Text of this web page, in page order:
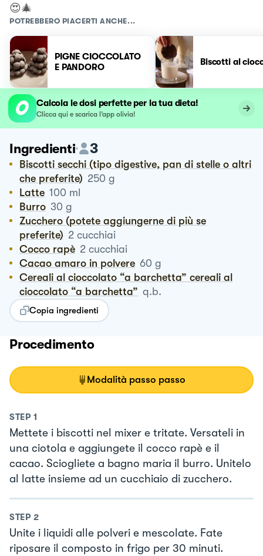
😍🎄
POTREBBERO PIACERTI ANCHE...
PIGNE CIOCCOLATO
E PANDORO
Biscotti al
Calcola le dosi perfette per la tua dieta!
Clicca qui e scarica l’app olivia!
Ingredienti 3
Biscotti secchi (tipo digestive, pan di stelle o altri
che preferite) 250 g
Latte 100 ml
Burro 30 g
Zucchero (potete aggiungerne di più se
preferite) 2 cucchiai
Cocco rapè 2 cucchiai
Cacao amaro in polvere 60 g
Cereali al cioccolato “a barchetta” cereali al
cioccolato “a barchetta” q.b.
Copia ingredienti
Procedimento
Modalità passo passo
STEP 1
Mettete i biscotti nel mixer e tritate. Versateli in
una ciotola e aggiungete il cocco rapè e il
cacao. Sciogliete a bagno maria il burro. Unitelo
al latte insieme ad un cucchiaio di zucchero.
STEP 2
Unite i liquidi alle polveri e mescolate. Fate
riposare il composto in frigo per 30 minuti.